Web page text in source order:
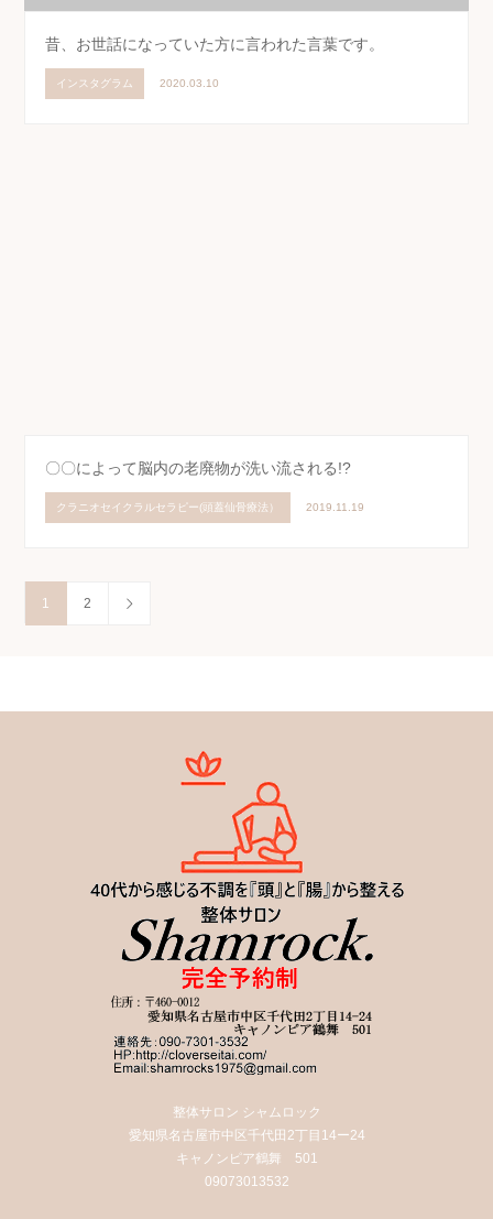
昔、お世話になっていた方に言われた言葉です。
インスタグラム 2020.03.10
〇〇によって脳内の老廃物が洗い流される!?
クラニオセイクラルセラピー(頭蓋仙骨療法） 2019.11.19
1 2
整体サロン シャムロック
愛知県名古屋市中区千代田2丁目14ー24
キャノンピア鶴舞 501
09073013532